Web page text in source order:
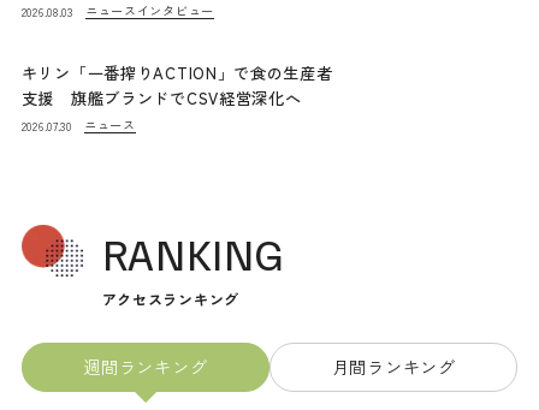
2026.08.03 ニュース インタビュー
キリン「一番搾りACTION」で食の生産者
支援 旗艦ブランドでCSV経営深化へ
2026.07.30 ニュース
RANKING
アクセスランキング
週間ランキング 月間ランキング